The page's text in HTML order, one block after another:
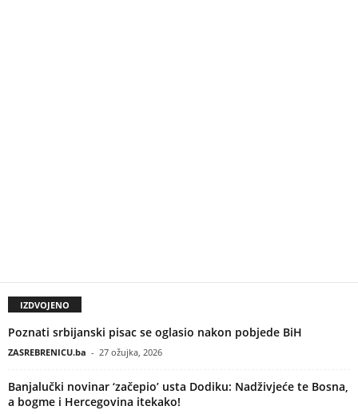
IZDVOJENO
Poznati srbijanski pisac se oglasio nakon pobjede BiH
ZASREBRENICU.ba - 27 ožujka, 2026
Banjalučki novinar ‘začepio’ usta Dodiku: Nadživjeće te Bosna,
a bogme i Hercegovina itekako!